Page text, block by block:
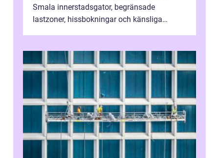
Smala innerstadsgator, begränsade
lastzoner, hissbokningar och känsliga